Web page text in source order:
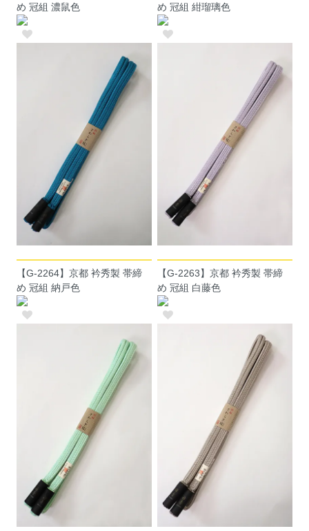
め 冠組 濃鼠色
め 冠組 紺瑠璃色
【G-2264】京都 衿秀製 帯締
め 冠組 納戸色
【G-2263】京都 衿秀製 帯締
め 冠組 白藤色